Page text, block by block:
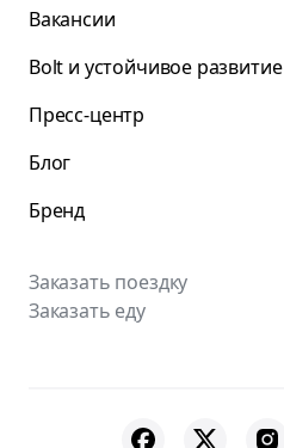
Вакансии
Bolt и устойчивое развитие
Пресс-центр
Блог
Бренд
Заказать поездку
Заказать еду